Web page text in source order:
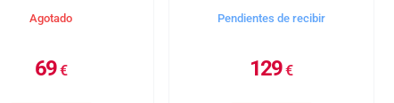
Agotado
69€
Pendientes de recibir
129€